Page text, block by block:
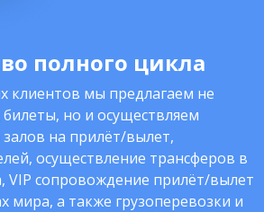
полного цикла
клиентов мы предлагаем не
но и осуществляем
на прилёт/вылет,
осуществление трансферов в
VIP сопровождение прилёт/вылет
мира, а также грузоперевозки и